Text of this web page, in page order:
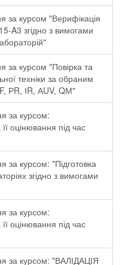
за курсом "Верифікація
A3 згідно з вимогами
за курсом "Повірка та
техніки за обраним
РR, ІR, АUV, QМ"
за курсом:
оцінювання під час
за курсом: "Підготовка
згідно з вимогами
за курсом:
оцінювання під час
за курсом: "ВАЛІДАЦІЯ